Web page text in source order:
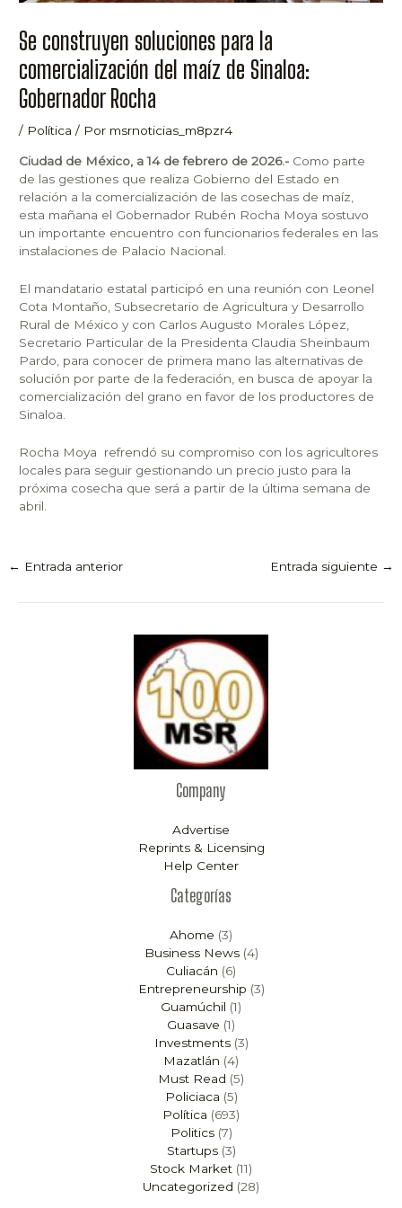
Se construyen soluciones para la
comercialización del maíz de Sinaloa:
Gobernador Rocha
/ Política / Por msrnoticias_m8pzr4
Ciudad de México, a 14 de febrero de 2026.- Como parte
de las gestiones que realiza Gobierno del Estado en
relación a la comercialización de las cosechas de maíz,
esta mañana el Gobernador Rubén Rocha Moya sostuvo
un importante encuentro con funcionarios federales en las
instalaciones de Palacio Nacional.
El mandatario estatal participó en una reunión con Leonel
Cota Montaño, Subsecretario de Agricultura y Desarrollo
Rural de México y con Carlos Augusto Morales López,
Secretario Particular de la Presidenta Claudia Sheinbaum
Pardo, para conocer de primera mano las alternativas de
solución por parte de la federación, en busca de apoyar la
comercialización del grano en favor de los productores de
Sinaloa.
Rocha Moya refrendó su compromiso con los agricultores
locales para seguir gestionando un precio justo para la
próxima cosecha que será a partir de la última semana de
abril.
← Entrada anterior Entrada siguiente →
Company
Advertise
Reprints & Licensing
Help Center
Categorías
Ahome (3)
Business News(4)
Culiacán (6)
Entrepreneurship (3)
Guamúchil (1)
Guasave (1)
Investments(3)
Mazatlán (4)
Must Read (5)
Policiaca (5)
Política (693)
Politics(7)
Startups(3)
Stock Market (11)
Uncategorized (28)